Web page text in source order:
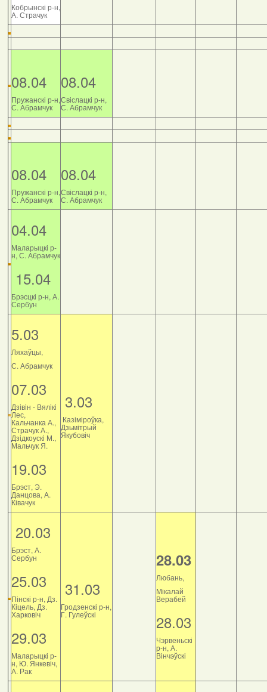
Кобрынскі р-н,
А. Страчук
08.04
Пружанскі р-н,
С. Абрамчук
08.04
Свіслацкі р-н,
С. Абрамчук
08.04
Пружанскі р-н,
С. Абрамчук
08.04
Свіслацкі р-н,
С. Абрамчук
04.04
Маларыцкі р-
н, С. Абрамчук
15.04
Брэсцкі р-н, А.
Сербун
5.03
Ляхаўцы,
С. Абрамчук
07.03
Дзiвiн - Вялiкi
Лес,
Кальчанка А.,
Страчук А.,
Дзiдкоускi М.,
Мальчук Я.
19.03
Брэст, Э.
Данцова, А.
Ківачук
3.03
Казіміроўка,
Дзьмітрый
Якубовіч
20.03
Брэст, А.
Сербун
25.03
Пінскі р-н, Дз.
Кіцель, Дз.
Харковіч
29.03
Маларыцкі р-
н, Ю. Янкевіч,
А. Рак
31.03
Гродзенскі р-н,
Г. Гулеўскі
28.03
Любань,
Мікалай
Верабей
28.03
Чэрвеньскі
р-н, А.
Вінчэўскі